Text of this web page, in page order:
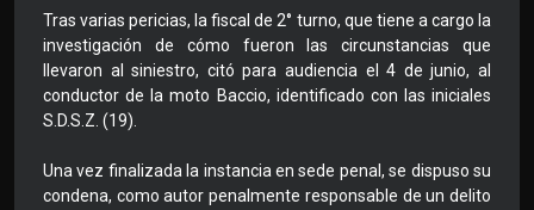
Tras varias pericias, la fiscal de 2° turno, que tiene a cargo la
investigación de cómo fueron las circunstancias que
llevaron al siniestro, citó para audiencia el 4 de junio, al
conductor de la moto Baccio, identificado con las iniciales
S.D.S.Z. (19).
Una vez finalizada la instancia en sede penal, se dispuso su
condena, como autor penalmente responsable de un delito